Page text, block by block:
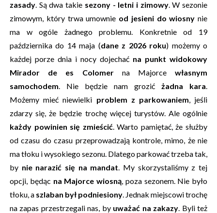
zasady. Są dwa takie sezony - letni i zimowy. W sezonie
zimowym, który trwa umownie od jesieni do wiosny nie
ma w ogóle żadnego problemu. Konkretnie od 19
października do 14 maja (dane z 2026 roku) możemy o
każdej porze dnia i nocy dojechać na punkt widokowy
Mirador de es Colomerna Majorce własnym
samochodem. Nie będzie nam grozić żadna kara.
Możemy mieć niewielki problem z parkowaniem, jeśli
zdarzy się, że będzie trochę więcej turystów. Ale ogólnie
każdy powinien się zmieścić. Warto pamiętać, że służby
od czasu do czasu przeprowadzają kontrole, mimo, że nie
ma tłoku i wysokiego sezonu. Dlatego parkować trzeba tak,
by nie narazić się na mandat. My skorzystaliśmy z tej
opcji, będąc na Majorce wiosną, poza sezonem. Nie było
tłoku, a szlaban był podniesiony. Jednak miejscowi trochę
na zapas przestrzegali nas, by uważać na zakazy. Byli też